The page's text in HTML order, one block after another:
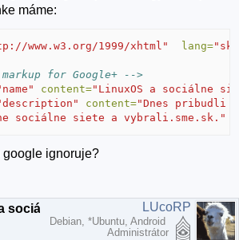
máme:
www.w3.org/1999/xhtml" lang="sk"
for Google+ -->
content="LinuxOS a sociálne
content="Dnes pribudli
sociálne siete a vybrali.sme.sk."
google ignoruje?
sociálne siete LUcoRP
Debian, *Ubuntu, Android
Administrátor